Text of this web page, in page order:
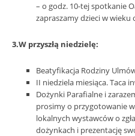
– o godz. 10-tej spotkanie
zapraszamy dzieci w wieku
3.W przyszłą niedzielę:
Beatyfikacja Rodziny
II niedziela miesiąca. Taca
Dożynki Parafialne i
prosimy o przygotowanie
lokalnych wystawców o
dożynkach i prezentację